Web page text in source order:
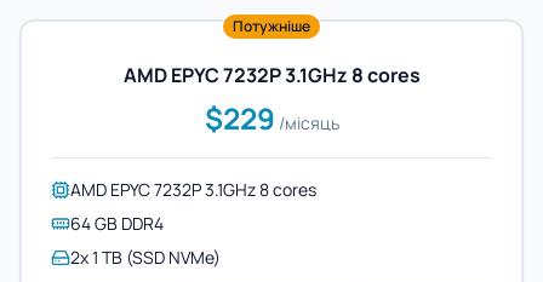
Потужніше
AMD EPYC 7232P 3.1GHz 8 cores
$229 /місяць
AMD EPYC 7232P 3.1GHz 8 cores
64 GB DDR4
2x 1 TB (SSD NVMe)